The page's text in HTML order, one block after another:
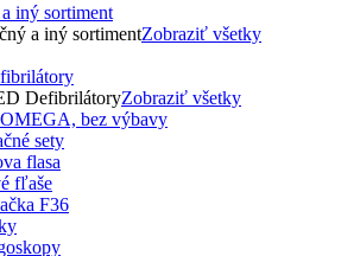
iný sortiment
a iný sortimentZobraziť všetky
DefibrilátoryZobraziť všetky
sety
fľaše